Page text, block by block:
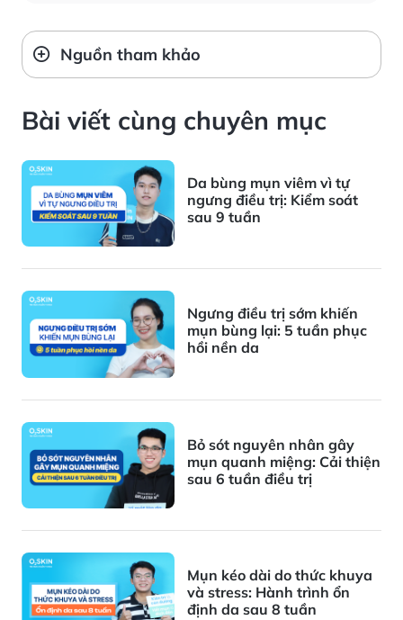
Nguồn tham khảo
Bài viết cùng chuyên mục
Da bùng mụn viêm vì tự
ngưng điều trị: Kiểm soát
sau 9 tuần
Ngưng điều trị sớm khiến
mụn bùng lại: 5 tuần phục
hồi nền da
Bỏ sót nguyên nhân gây
mụn quanh miệng: Cải thiện
sau 6 tuần điều trị
Mụn kéo dài do thức khuya
và stress: Hành trình ổn
định da sau 8 tuần